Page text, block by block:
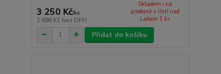
3 250 Kč/ks
2 686 Kč bez DPH
Skladem i na
prodejně v Ústí nad
Labem 1 ks
Přidat do košíku